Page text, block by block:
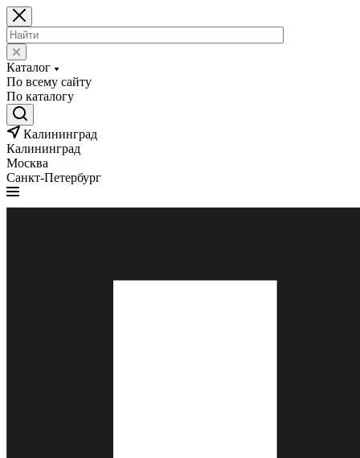
Каталог
По всему сайту
По каталогу
Калининград
Калининград
Москва
Санкт-Петербург